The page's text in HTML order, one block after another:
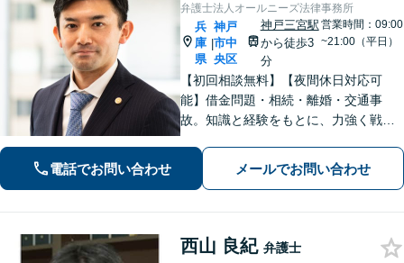
弁護士法人オールニーズ法律事務所
兵
庫
県
|
神戸
市中
央区
神戸三宮駅
から徒歩3
分
営業時間：09:00
~21:00（平日）
【初回相談無料】【夜間休日対応可
能】借金問題・相続・離婚・交通事
故。知識と経験をもとに、力強く戦い
剣に向き合い、わかりやすい言葉を心
掛けます。
電話でお問い合わせ メールでお問い合わせ
西山 良紀 弁護士